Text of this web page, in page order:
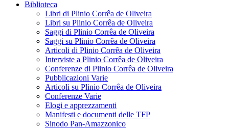
Biblioteca
Libri di Plinio Corrêa de Oliveira
Libri su Plinio Corrêa de Oliveira
Saggi di Plinio Corrêa de Oliveira
Saggi su Plinio Corrêa de Oliveira
Articoli di Plinio Corrêa de Oliveira
Interviste a Plinio Corrêa de Oliveira
Conferenze di Plinio Corrêa de Oliveira
Pubblicazioni Varie
Articoli su Plinio Corrêa de Oliveira
Conferenze Varie
Elogi e apprezzamenti
Manifesti e documenti delle TFP
Sinodo Pan-Amazzonico